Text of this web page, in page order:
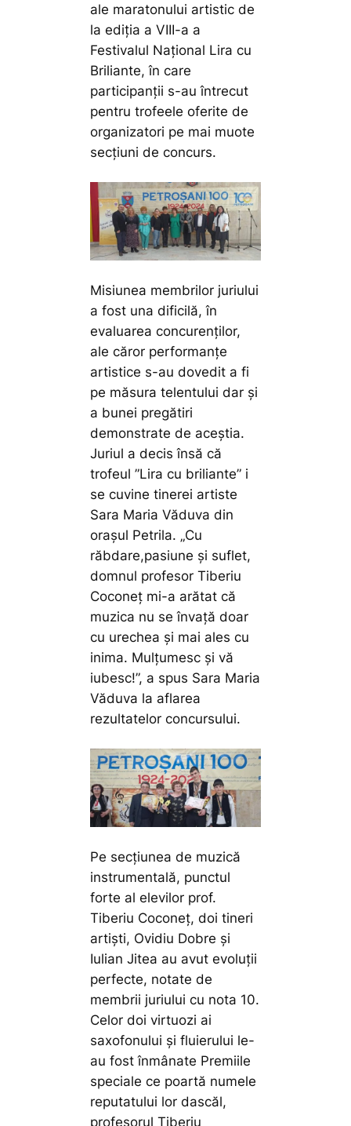
ale maratonului artistic de
la ediția a VIII-a a
Festivalul Național Lira cu
Briliante, în care
participanții s-au întrecut
pentru trofeele oferite de
organizatori pe mai muote
secțiuni de concurs.
Misiunea membrilor juriului
a fost una dificilă, în
evaluarea concurenților,
ale căror performanțe
artistice s-au dovedit a fi
pe măsura telentului dar și
a bunei pregătiri
demonstrate de aceștia.
Juriul a decis însă că
trofeul ”Lira cu briliante” i
se cuvine tinerei artiste
Sara Maria Văduva din
orașul Petrila. „Cu
răbdare,pasiune și suflet,
domnul profesor Tiberiu
Coconeț mi-a arătat că
muzica nu se învață doar
cu urechea și mai ales cu
inima. Mulțumesc și vă
iubesc!”, a spus Sara Maria
Văduva la aflarea
rezultatelor concursului.
Pe secțiunea de muzică
instrumentală, punctul
forte al elevilor prof.
Tiberiu Coconeț, doi tineri
artiști, Ovidiu Dobre și
Iulian Jitea au avut evoluții
perfecte, notate de
membrii juriului cu nota 10.
Celor doi virtuozi ai
saxofonului și fluierului le-
au fost înmânate Premiile
speciale ce poartă numele
reputatului lor dascăl,
profesorul Tiberiu